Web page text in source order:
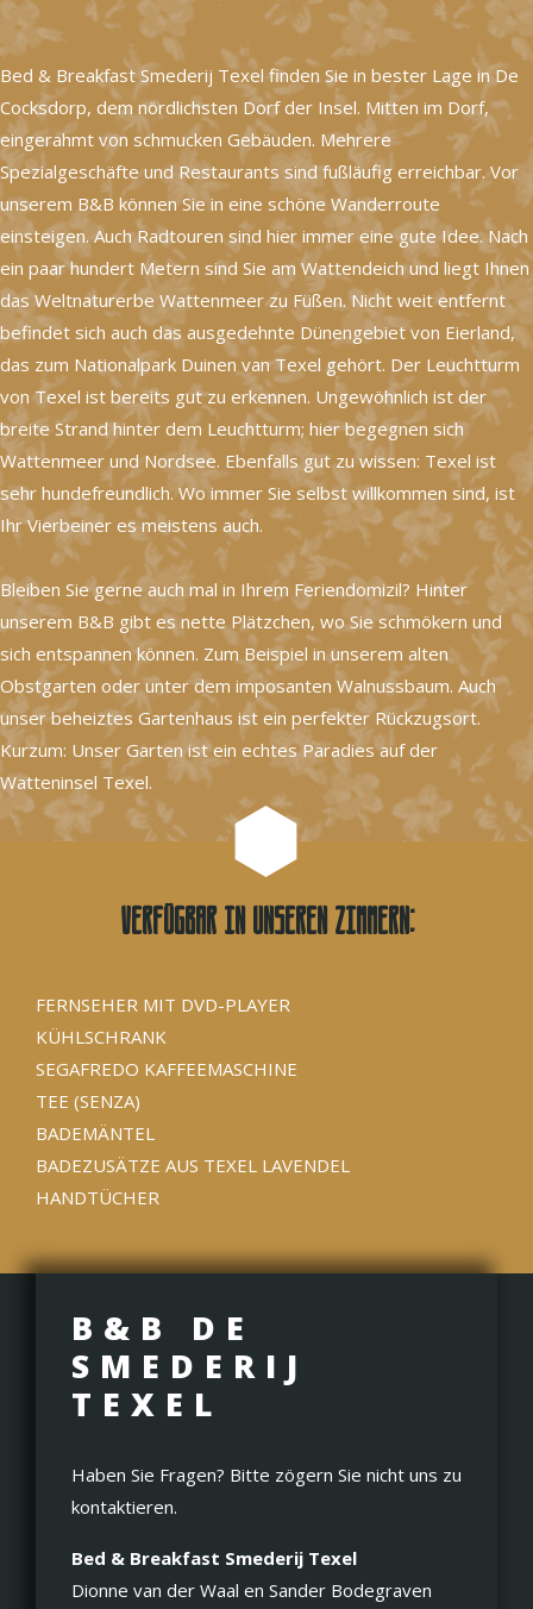
Bed & Breakfast Smederij Texel finden Sie in bester Lage in De
Cocksdorp, dem nördlichsten Dorf der Insel. Mitten im Dorf,
eingerahmt von schmucken Gebäuden. Mehrere
Spezialgeschäfte und Restaurants sind fußläufig erreichbar. Vor
unserem B&B können Sie in eine schöne Wanderroute
einsteigen. Auch Radtouren sind hier immer eine gute Idee. Nach
ein paar hundert Metern sind Sie am Wattendeich und liegt Ihnen
das Weltnaturerbe Wattenmeer zu Füßen. Nicht weit entfernt
befindet sich auch das ausgedehnte Dünengebiet von Eierland,
das zum Nationalpark Duinen van Texel gehört. Der Leuchtturm
von Texel ist bereits gut zu erkennen. Ungewöhnlich ist der
breite Strand hinter dem Leuchtturm; hier begegnen sich
Wattenmeer und Nordsee. Ebenfalls gut zu wissen: Texel ist
sehr hundefreundlich. Wo immer Sie selbst willkommen sind, ist
Ihr Vierbeiner es meistens auch.
Bleiben Sie gerne auch mal in Ihrem Feriendomizil? Hinter
unserem B&B gibt es nette Plätzchen, wo Sie schmökern und
sich entspannen können. Zum Beispiel in unserem alten
Obstgarten oder unter dem imposanten Walnussbaum. Auch
unser beheiztes Gartenhaus ist ein perfekter Rückzugsort.
Kurzum: Unser Garten ist ein echtes Paradies auf der
Watteninsel Texel.
Verfügbar in unseren Zimmern:
FERNSEHER MIT DVD-PLAYER
KÜHLSCHRANK
SEGAFREDO KAFFEEMASCHINE
TEE (SENZA)
BADEMÄNTEL
BADEZUSÄTZE AUS TEXEL LAVENDEL
HANDTÜCHER
B&B DE
SMEDERIJ
TEXEL
Haben Sie Fragen? Bitte zögern Sie nicht uns zu
kontaktieren.
Bed & Breakfast Smederij Texel
Dionne van der Waal en Sander Bodegraven